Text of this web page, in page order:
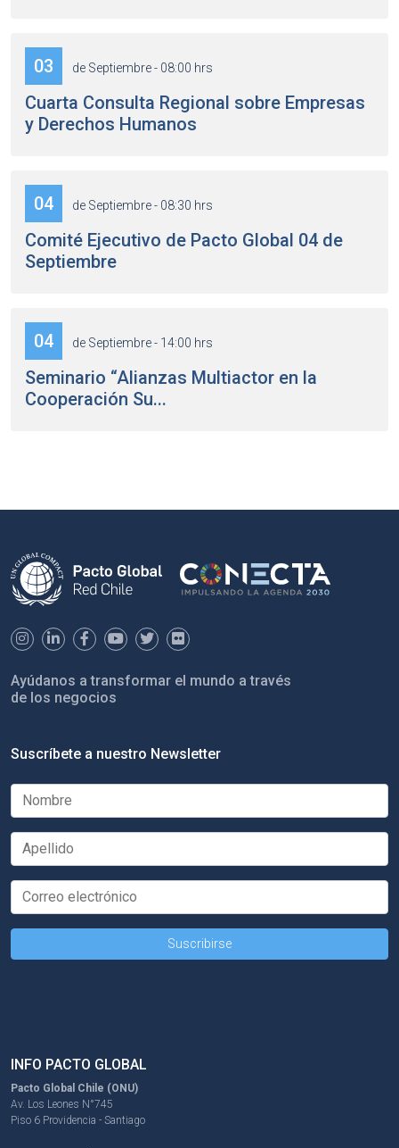
03 de Septiembre - 08:00 hrs
Cuarta Consulta Regional sobre Empresas
y Derechos Humanos
04 de Septiembre - 08:30 hrs
Comité Ejecutivo de Pacto Global 04 de
Septiembre
04 de Septiembre - 14:00 hrs
Seminario “Alianzas Multiactor en la
Cooperación Su...
Ayúdanos a transformar el mundo a través
de los negocios
Suscríbete a nuestro Newsletter
INFO PACTO GLOBAL
Pacto Global Chile (ONU)
Av. Los Leones N°745
Piso 6 Providencia - Santiago